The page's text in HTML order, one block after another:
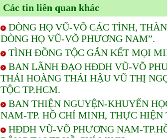
Các tin liên quan khác
DÒNG HỌ VŨ-VÕ CÁC TỈNH,
DÒNG HỌ VŨ-VÕ PHƯƠNG NAM”.
TÌNH ĐỒNG TỘC GẮN KẾT MỌI
BAN LÃNH ĐẠO HĐDH VŨ-VÕ
THÁI HOÀNG THÁI HẬU VŨ THỊ
TỘC TP.HCM.
BAN THIỆN NGUYỆN-KHUYẾN
NAM-TP. HỒ CHÍ MINH, THỰC
HĐDH VŨ-VÕ PHƯƠNG NAM-